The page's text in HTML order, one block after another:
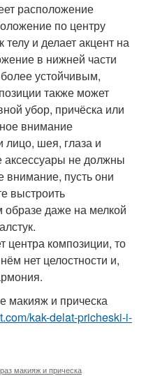
расположение
по центру
и делает акцент на
в нижней части
устойчивым,
также может
убор, причёска или
внимание
шея, глаза и
аксессуары не должны
внимание, пусть они
выстроить
даже на мелкой
центра композиции, то
нет целостности и,
макияж и прическа
kak-delat-pricheski-i-
макияж и прическа